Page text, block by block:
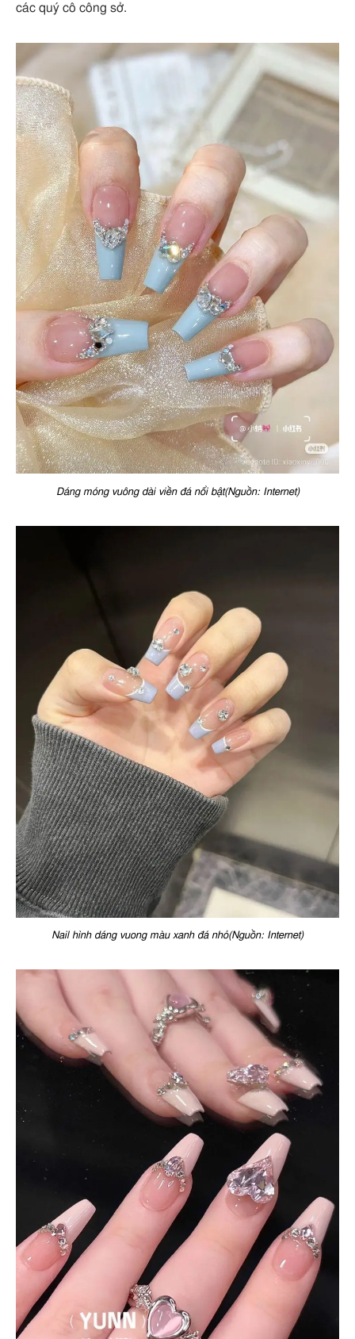
các quý cô công sở.
Dáng móng vuông dài viền đá nổi bật(Nguồn: Internet)
Nail hình dáng vuong màu xanh đá nhỏ(Nguồn: Internet)